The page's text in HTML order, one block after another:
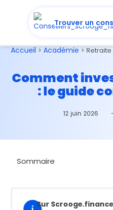
Trouver un
Accueil >Académie >Retraite
Comment
: le guide
12 juin 2026
Sur
Sommaire